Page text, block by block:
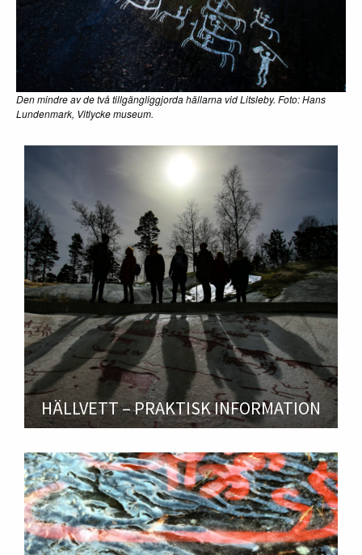
Den mindre av de två tillgängliggjorda hällarna vid Litsleby. Foto: Hans
Lundenmark, Vitlycke museum.
HÄLLVETT – PRAKTISK INFORMATION